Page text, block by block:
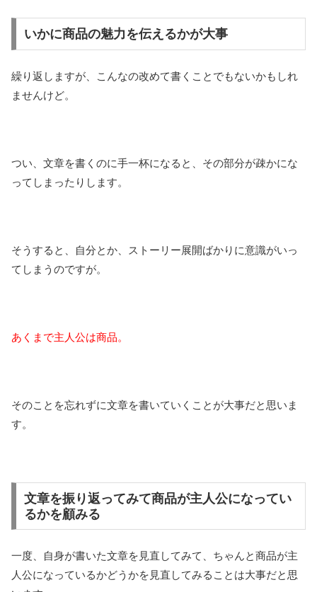
いかに商品の魅力を伝えるかが大事
繰り返しますが、こんなの改めて書くことでもないかもしれ
ませんけど。
つい、文章を書くのに手一杯になると、その部分が疎かにな
ってしまったりします。
そうすると、自分とか、ストーリー展開ばかりに意識がいっ
てしまうのですが。
あくまで主人公は商品。
そのことを忘れずに文章を書いていくことが大事だと思いま
す。
文章を振り返ってみて商品が主人公になってい
るかを顧みる
一度、自身が書いた文章を見直してみて、ちゃんと商品が主
人公になっているかどうかを見直してみることは大事だと思